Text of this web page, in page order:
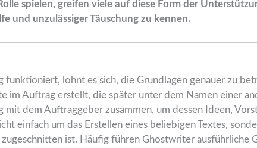
spielen, greifen viele auf diese Form der
und unzulässiger Täuschung zu kennen.
funktioniert, lohnt es sich, die Grundlagen genauer zu
im Auftrag erstellt, die später unter dem Namen einer
dem Auftraggeber zusammen, um dessen Ideen,
einfach um das Erstellen eines beliebigen Textes,
ist. Häufig führen Ghostwriter ausführliche